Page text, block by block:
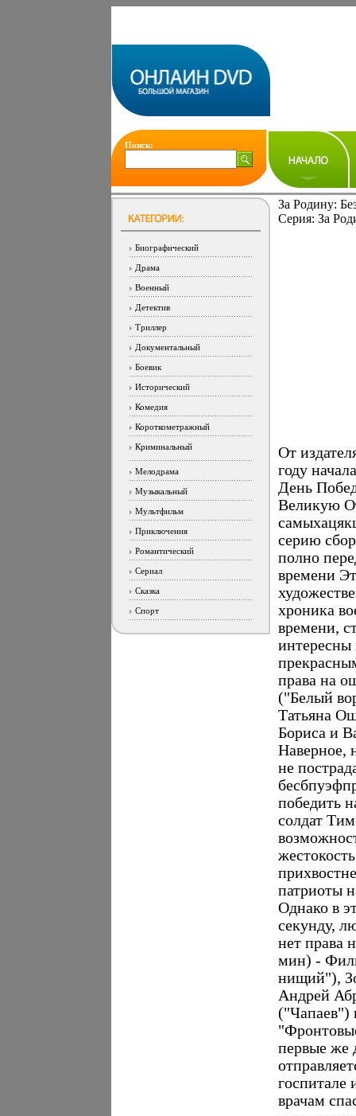
Поиск:
Биографический
Драма
Военный
Детектив
Триллер
Документальный
Боевик
Исторический
Комедия
Короткометражный
Криминальный
Мелодрама
Музыкальный
Мультфильм
Приключения
Романтический
Сериал
Сказка
Спорт
За Родину:
Серия: За
От
году
День
Великую
серию
полно
времени
хроника
времени,
интересны
права на
("Белый
Татьяна
Бориса и
Наверное,
не
победить
солдат
патриоты
Однако в
секунду,
нет права
мин) -
нищий"),
Андрей
("Чапаев")
первые же
госпитале
врачам